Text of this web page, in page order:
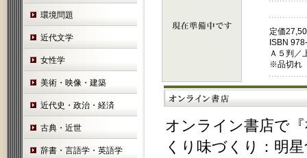
環境問題
近代文学
女性学
美術・映像・建築
近代史・政治・経済
古典・近世
辞書・言語学・英語学
定価
ISBN
Ａ５判／
※品切れ
オンライン書店で
くり味づくり：明